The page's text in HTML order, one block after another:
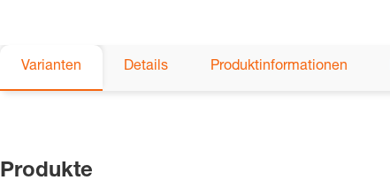
Varianten Details Produktinformationen
Produkte